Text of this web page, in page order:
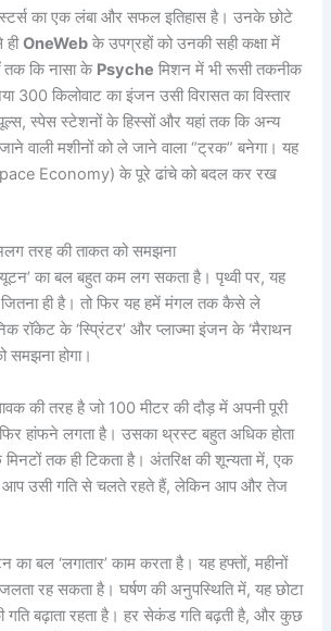
का एक लंबा और सफल इतिहास है। उनके छोटे
हीOneWeb के उपग्रहों को उनकी सही कक्षा में
तक कि नासा के Psyche मिशन में भी रूसी तकनीक
किलोवाट का इंजन उसी विरासत का विस्तार
स्पेस स्टेशनों के हिस्सों और यहां तक कि अन्य
वाली मशीनों को ले जाने वाला “ट्रक” बनेगा। यह
Economy) के पूरे ढांचे को बदल कर रख
तरह की ताकत को समझना
का बल बहुत कम लग सकता है। पृथ्वी पर, यह
ही है। तो फिर यह हमें मंगल तक कैसे ले
रॉकेट के ‘स्प्रिंटर’ और प्लाज्मा इंजन के ‘मैराथन
समझना होगा।
की तरह है जो 100 मीटर की दौड़ में अपनी पूरी
हांफने लगता है। उसका थ्रस्ट बहुत अधिक होता
तक ही टिकता है। अंतरिक्ष की शून्यता में, एक
आप उसी गति से चलते रहते हैं, लेकिन आप और तेज
का बल ‘लगातार’ काम करता है। यह हफ्तों, महीनों
रह सकता है। घर्षण की अनुपस्थिति में, यह छोटा
गति बढ़ाता रहता है। हर सेकंड गति बढ़ती है, और कुछ